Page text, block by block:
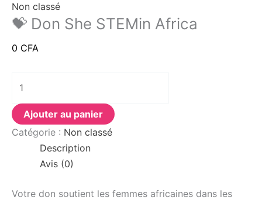
Non classé
💝 Don She STEMin Africa
0 CFA
Ajouter au panier
Catégorie : Non classé
Description
Avis (0)
Votre don soutient les femmes africaines dans les